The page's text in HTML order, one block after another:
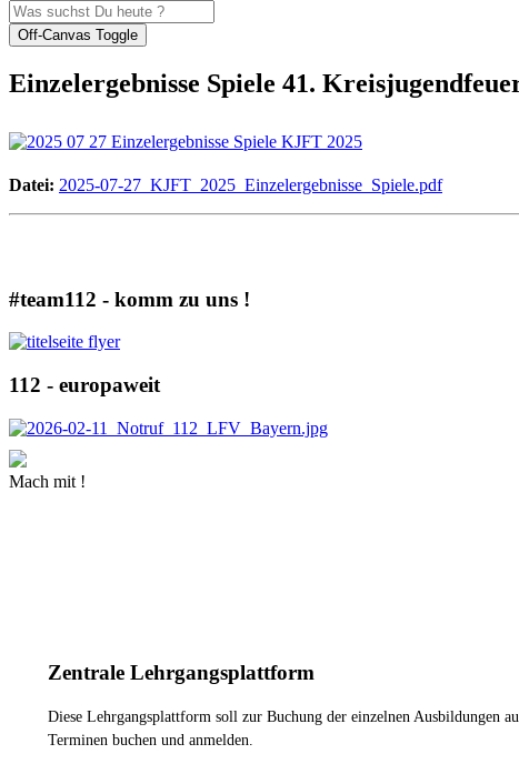
Off-Canvas Toggle
Einzelergebnisse Spiele 41.
Datei: 2025-07-27_KJFT_2025_Einzelergebnisse_Spiele.pdf
#team112 - komm zu uns !
112 - europaweit
Mach mit !
Zentrale Lehrgangsplattform
Diese Lehrgangsplattform soll zur Buchung der einzelnen Ausbildungen
Terminen buchen und anmelden.